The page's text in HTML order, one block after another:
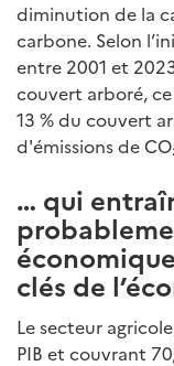
diminution de la
carbone. Selon
entre 2001 et
couvert arboré,
13 % du couvert
d'émissions de
… qui
clés de
Le secteur
PIB et couvrant